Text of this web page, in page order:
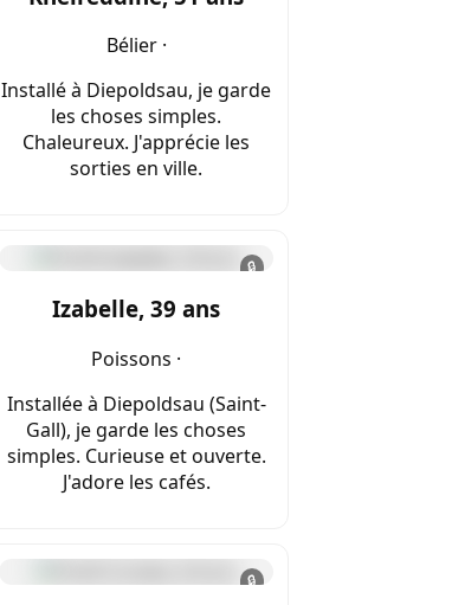
Bélier ·
Installé à Diepoldsau, je garde
les choses simples.
Chaleureux. J'apprécie les
sorties en ville.
🔒
Izabelle, 39 ans
Poissons ·
Installée à Diepoldsau (Saint-
Gall), je garde les choses
simples. Curieuse et ouverte.
J'adore les cafés.
🔒